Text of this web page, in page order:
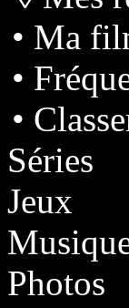
• Ma
•
•
Séries
Jeux
Photos